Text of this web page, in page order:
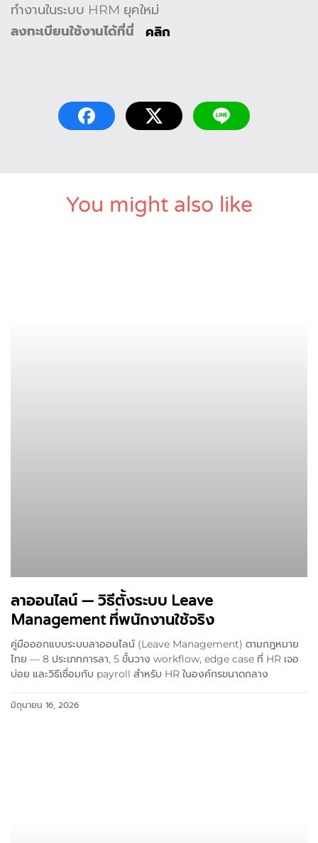
ทำงานในระบบ HRM ยุคใหม่
ลงทะเบียนใช้งานได้ที่นี่
คลิก
You might also like
ลาออนไลน์ — วิธีตั้งระบบ Leave
Management ที่พนักงานใช้จริง
คู่มือออกแบบระบบลาออนไลน์ (Leave Management) ตามกฎหมาย
ไทย — 8 ประเภทการลา, 5 ขั้นวาง workflow, edge case ที่ HR เจอ
บ่อย และวิธีเชื่อมกับ payroll สำหรับ HR ในองค์กรขนาดกลาง
มิถุนายน 16, 2026